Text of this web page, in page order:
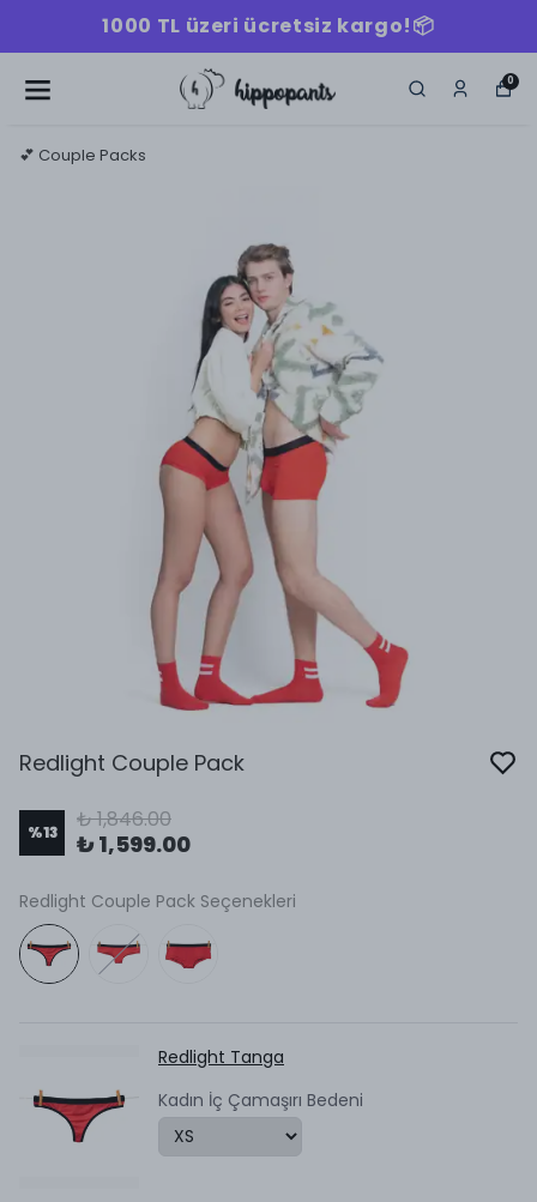
1000 TL üzeri ücretsiz kargo!📦
0
💕 Couple Packs
Redlight Couple Pack
%13 ₺ 1,846.00
₺ 1,599.00
Redlight Couple Pack Seçenekleri
Redlight Tanga
Kadın İç Çamaşırı Bedeni